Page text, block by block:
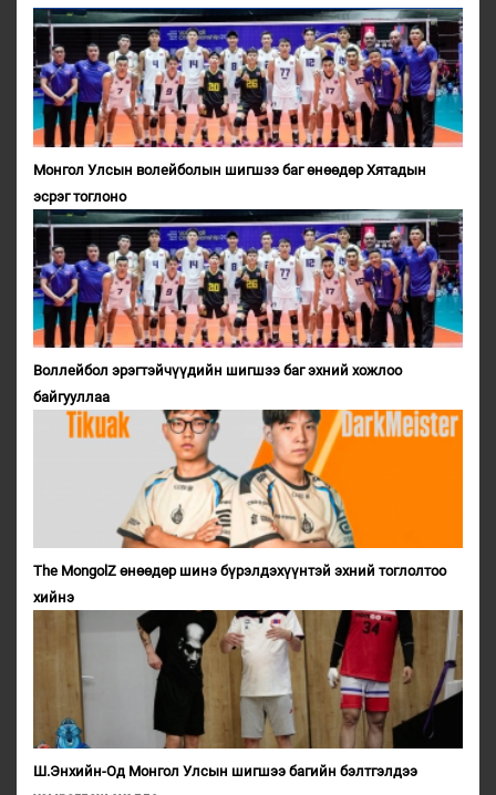
Монгол Улсын волейболын шигшээ баг өнөөдөр Хятадын
эсрэг тоглоно
Воллейбол эрэгтэйчүүдийн шигшээ баг эхний хожлоо
байгууллаа
The MongolZ өнөөдөр шинэ бүрэлдэхүүнтэй эхний тоглолтоо
хийнэ
Ш.Энхийн-Од Монгол Улсын шигшээ багийн бэлтгэлдээ